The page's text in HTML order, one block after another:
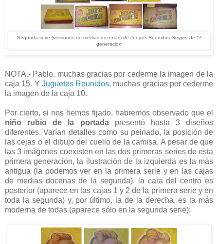
Segunda serie (versiones de medias decenas) de Juegos Reunidos Geyper de 1ª
generación
NOTA.- Pablo, muchas gracias por cederme la imagen de la
caja 15. Y Juguetes Reunidos, muchas gracias por cederme
la imagen de la caja 10.
Por cierto, si nos hemos fijado, habremos observado que el
niño rubio de la portadapresentó hasta 3 diseños
diferentes. Varían detalles como su peinado, la posición de
las cejas o el dibujo del cuello de la camisa. A pesar de que
las 3 imágenes coexisten en las dos primeras series de esta
primera generación, la ilustración de la izquierda es la más
antigua (la podemos ver en la primera serie y en las cajas
de medias docenas de la segunda), la cara del centro es
posterior (aparece en las cajas 1 y 2 de la primera serie y en
toda la segunda) y, por último, la de la derecha, es la más
moderna de todas (aparece sólo en la segunda serie):